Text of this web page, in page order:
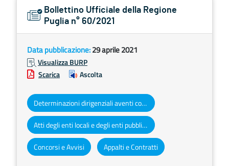
Bollettino Ufficiale della Regione
Puglia n° 60/2021
Data pubblicazione:29 aprile 2021
Visualizza BURP
Scarica
Ascolta
Determinazioni dirigenziali aventi contenuto di interesse generale
Atti degli enti locali e degli enti pubblici e privati
Concorsi e Avvisi Appalti e Contratti